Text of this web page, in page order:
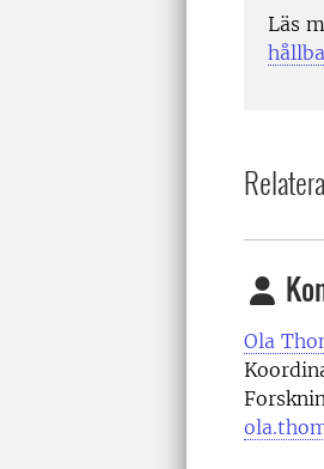
Läs
Ola